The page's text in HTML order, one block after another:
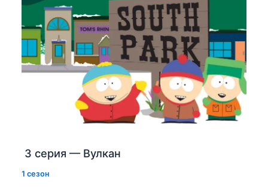
3 серия — Вулкан
1 сезон